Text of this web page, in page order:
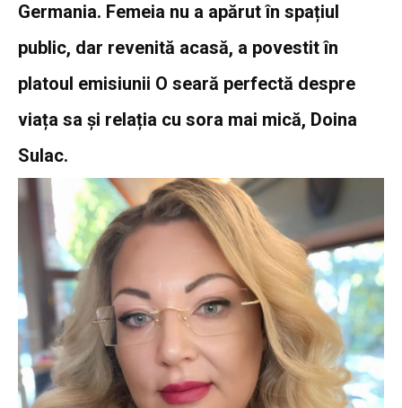
Germania. Femeia nu a apărut în spațiul
public, dar revenită acasă, a povestit în
platoul emisiunii O seară perfectă despre
viața sa și relația cu sora mai mică, Doina
Sulac.